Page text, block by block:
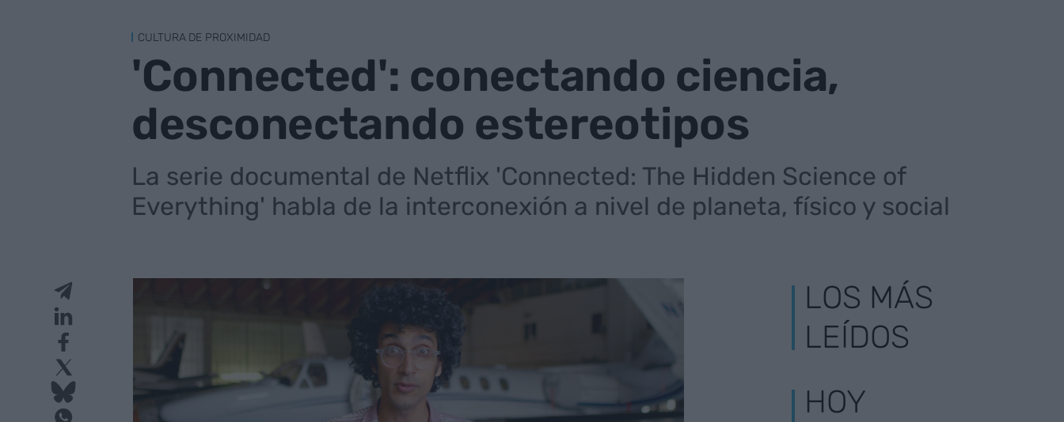
CULTURA DE PROXIMIDAD
'Connected': conectando ciencia,
desconectando estereotipos
La serie documental de Netflix 'Connected: The Hidden Science of
Everything' habla de la interconexión a nivel de planeta, físico y social
LOS MÁS
LEÍDOS
HOY